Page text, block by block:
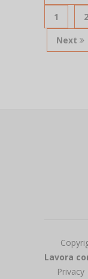
1 2
Next
Lavora
Privacy